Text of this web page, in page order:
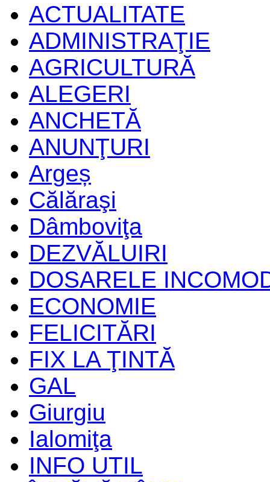
ACTUALITATE
ADMINISTRAŢIE
AGRICULTURĂ
ALEGERI
ANCHETĂ
ANUNŢURI
Argeș
Călăraşi
Dâmboviţa
DEZVĂLUIRI
DOSARELE
ECONOMIE
FELICITĂRI
FIX LA ŢINTĂ
GAL
Giurgiu
Ialomiţa
INFO UTIL